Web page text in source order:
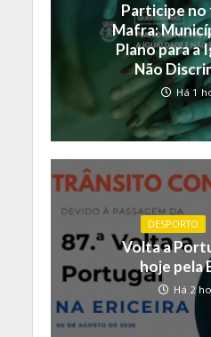
Participe
Mafra:
Plano para a
Não
Há 1
DESPORTO
Volta a
hoje pela
Há 2